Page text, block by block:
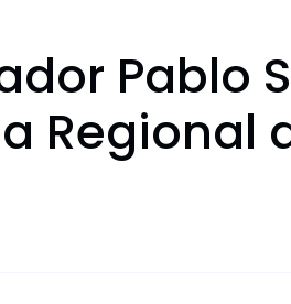
Pablo
Regional